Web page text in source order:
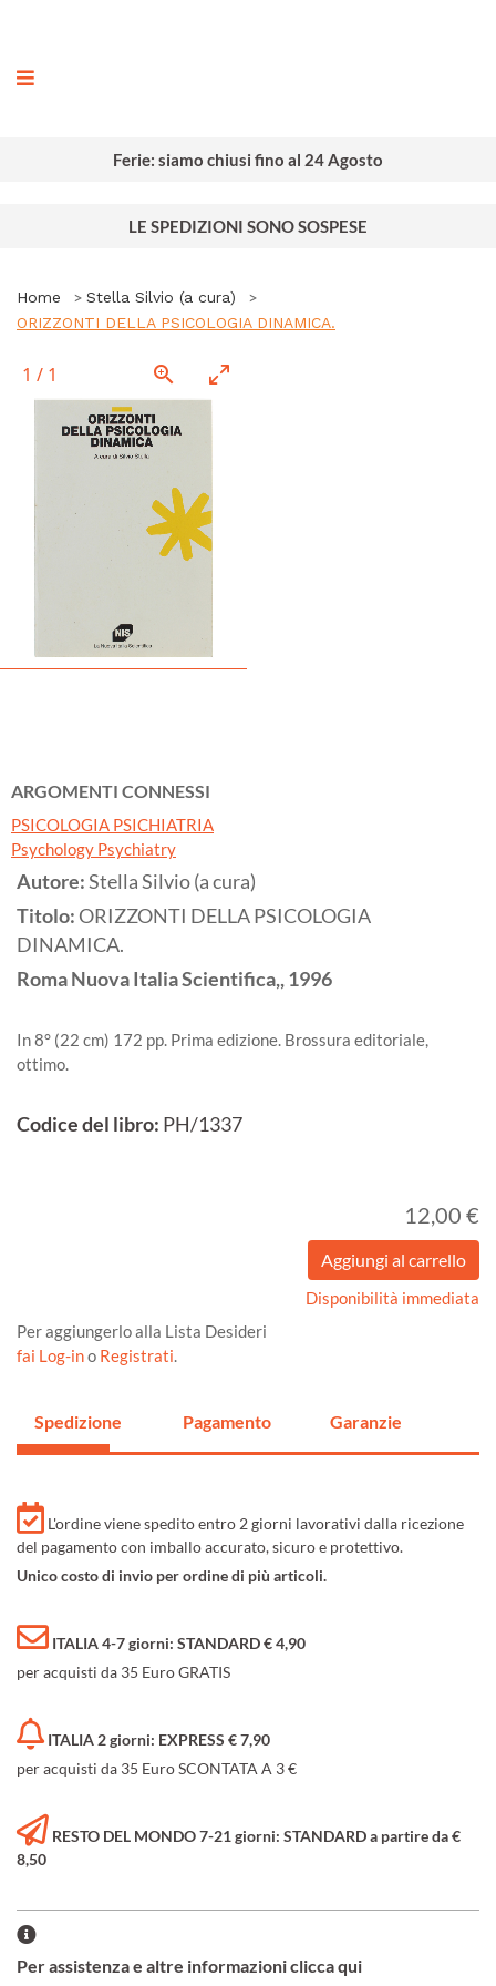
Ferie: siamo chiusi fino al 24 Agosto
LE SPEDIZIONI SONO SOSPESE
Home
Stella Silvio (a cura)
ORIZZONTI DELLA PSICOLOGIA DINAMICA.
1 / 1
ARGOMENTI CONNESSI
PSICOLOGIA PSICHIATRIA
Psychology Psychiatry
Autore:Stella Silvio (a cura)
Titolo:ORIZZONTI DELLA PSICOLOGIA
DINAMICA.
RomaNuova Italia Scientifica,,1996
In 8° (22 cm) 172 pp. Prima edizione. Brossura editoriale,
ottimo.
Codice del libro: PH/1337
12,00 €
Disponibilità immediata
Per aggiungerlo alla Lista Desideri
fai Log-ino Registrati.
Spedizione Pagamento Garanzie
L'ordine viene spedito entro 2 giorni lavorativi dalla ricezione
del pagamento con imballo accurato, sicuro e protettivo.
Unico costo di invio per ordine di più articoli.
ITALIA 4-7 giorni: STANDARD € 4,90
per acquisti da 35 Euro GRATIS
ITALIA 2 giorni: EXPRESS € 7,90
per acquisti da 35 Euro SCONTATA A 3 €
RESTO DEL MONDO 7-21 giorni: STANDARD a partire da €
8,50
Per assistenza e altre informazioni clicca qui